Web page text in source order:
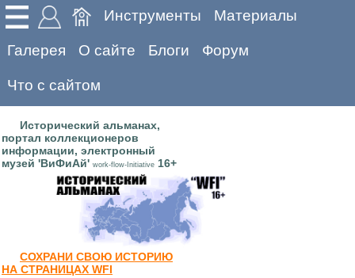
Инструменты Материалы
Галерея О сайте Блоги Форум
Что с сайтом
Исторический альманах,
портал коллекционеров
информации, электронный
музей 'ВиФиАй' work-flow-Initiative 16+
СОХРАНИ СВОЮ ИСТОРИЮ
НА СТРАНИЦАХ WFI